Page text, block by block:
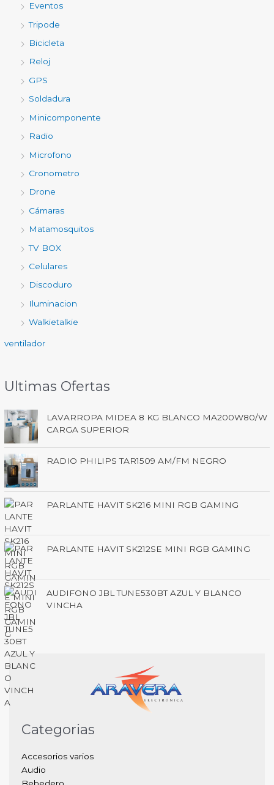
Eventos
Tripode
Bicicleta
Reloj
GPS
Soldadura
Minicomponente
Radio
Microfono
Cronometro
Drone
Cámaras
Matamosquitos
TV BOX
Celulares
Discoduro
Iluminacion
Walkietalkie
ventilador
Ultimas Ofertas
LAVARROPA MIDEA 8 KG BLANCO MA200W80/W
CARGA SUPERIOR
RADIO PHILIPS TAR1509 AM/FM NEGRO
PARLANTE HAVIT SK216 MINI RGB GAMING
PARLANTE HAVIT SK212SE MINI RGB GAMING
AUDIFONO JBL TUNE530BT AZUL Y BLANCO
VINCHA
Categorias
Accesorios varios
Audio
Bebedero